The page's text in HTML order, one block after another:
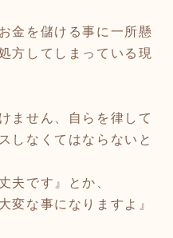
金を儲ける事に一所懸
方してしまっている現
ません、自らを律して
しなくてはならないと
夫です』とか、
変な事になりますよ』